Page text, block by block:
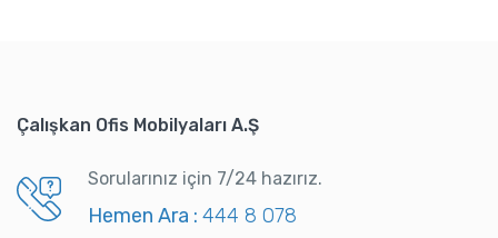
Çalışkan Ofis Mobilyaları A.Ş
Sorularınız için 7/24 hazırız.
Hemen Ara : 444 8 078